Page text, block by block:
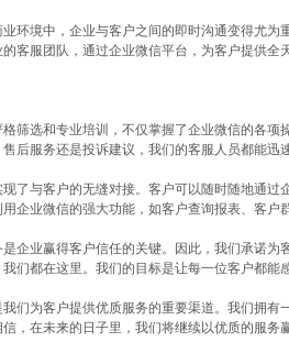
环境中，企业与客户之间的即时沟通变得尤
客服团队，通过企业微信平台，为客户提供全
筛选和专业培训，不仅掌握了企业微信的各
后服务还是投诉建议，我们的客服人员都能迅
了与客户的无缝对接。客户可以随时随地通
企业微信的强大功能，如客户查询报表、客户
企业赢得客户信任的关键。因此，我们承诺
们都在这里。我们的目标是让每一位客户都能
们为客户提供优质服务的重要渠道。我们拥
，在未来的日子里，我们将继续以优质的服务